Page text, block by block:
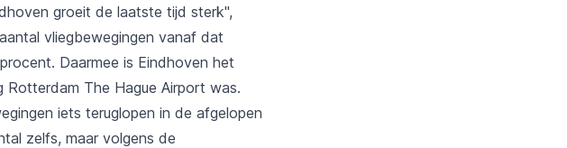
groeit de laatste tijd sterk",
vliegbewegingen vanaf dat
Daarmee is Eindhoven het
The Hague Airport was.
iets teruglopen in de afgelopen
zelfs, maar volgens de